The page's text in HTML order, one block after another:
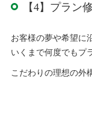
【4】プラン
お客様の夢や希望に
いくまで何度でもプ
こだわりの理想の外